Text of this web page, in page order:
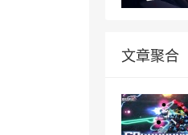
文章聚合